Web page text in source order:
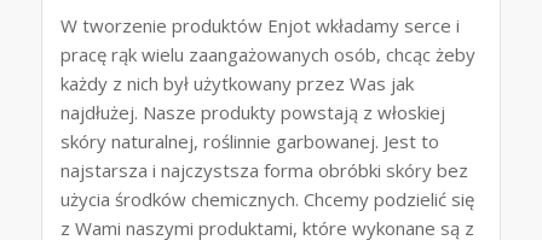
W tworzenie produktów Enjot wkładamy serce i
pracę rąk wielu zaangażowanych osób, chcąc żeby
każdy z nich był użytkowany przez Was jak
najdłużej. Nasze produkty powstają z włoskiej
skóry naturalnej, roślinnie garbowanej. Jest to
najstarsza i najczystsza forma obróbki skóry bez
użycia środków chemicznych. Chcemy podzielić się
z Wami naszymi produktami, które wykonane są z